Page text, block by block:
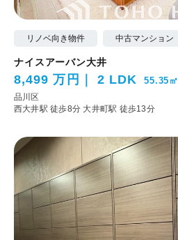
リノベ向き物件 中古マンション
ナイスアーバン大井
8,499 万円 2 LDK 55.35㎡
品川区
西大井駅 徒歩8分 大井町駅 徒歩13分